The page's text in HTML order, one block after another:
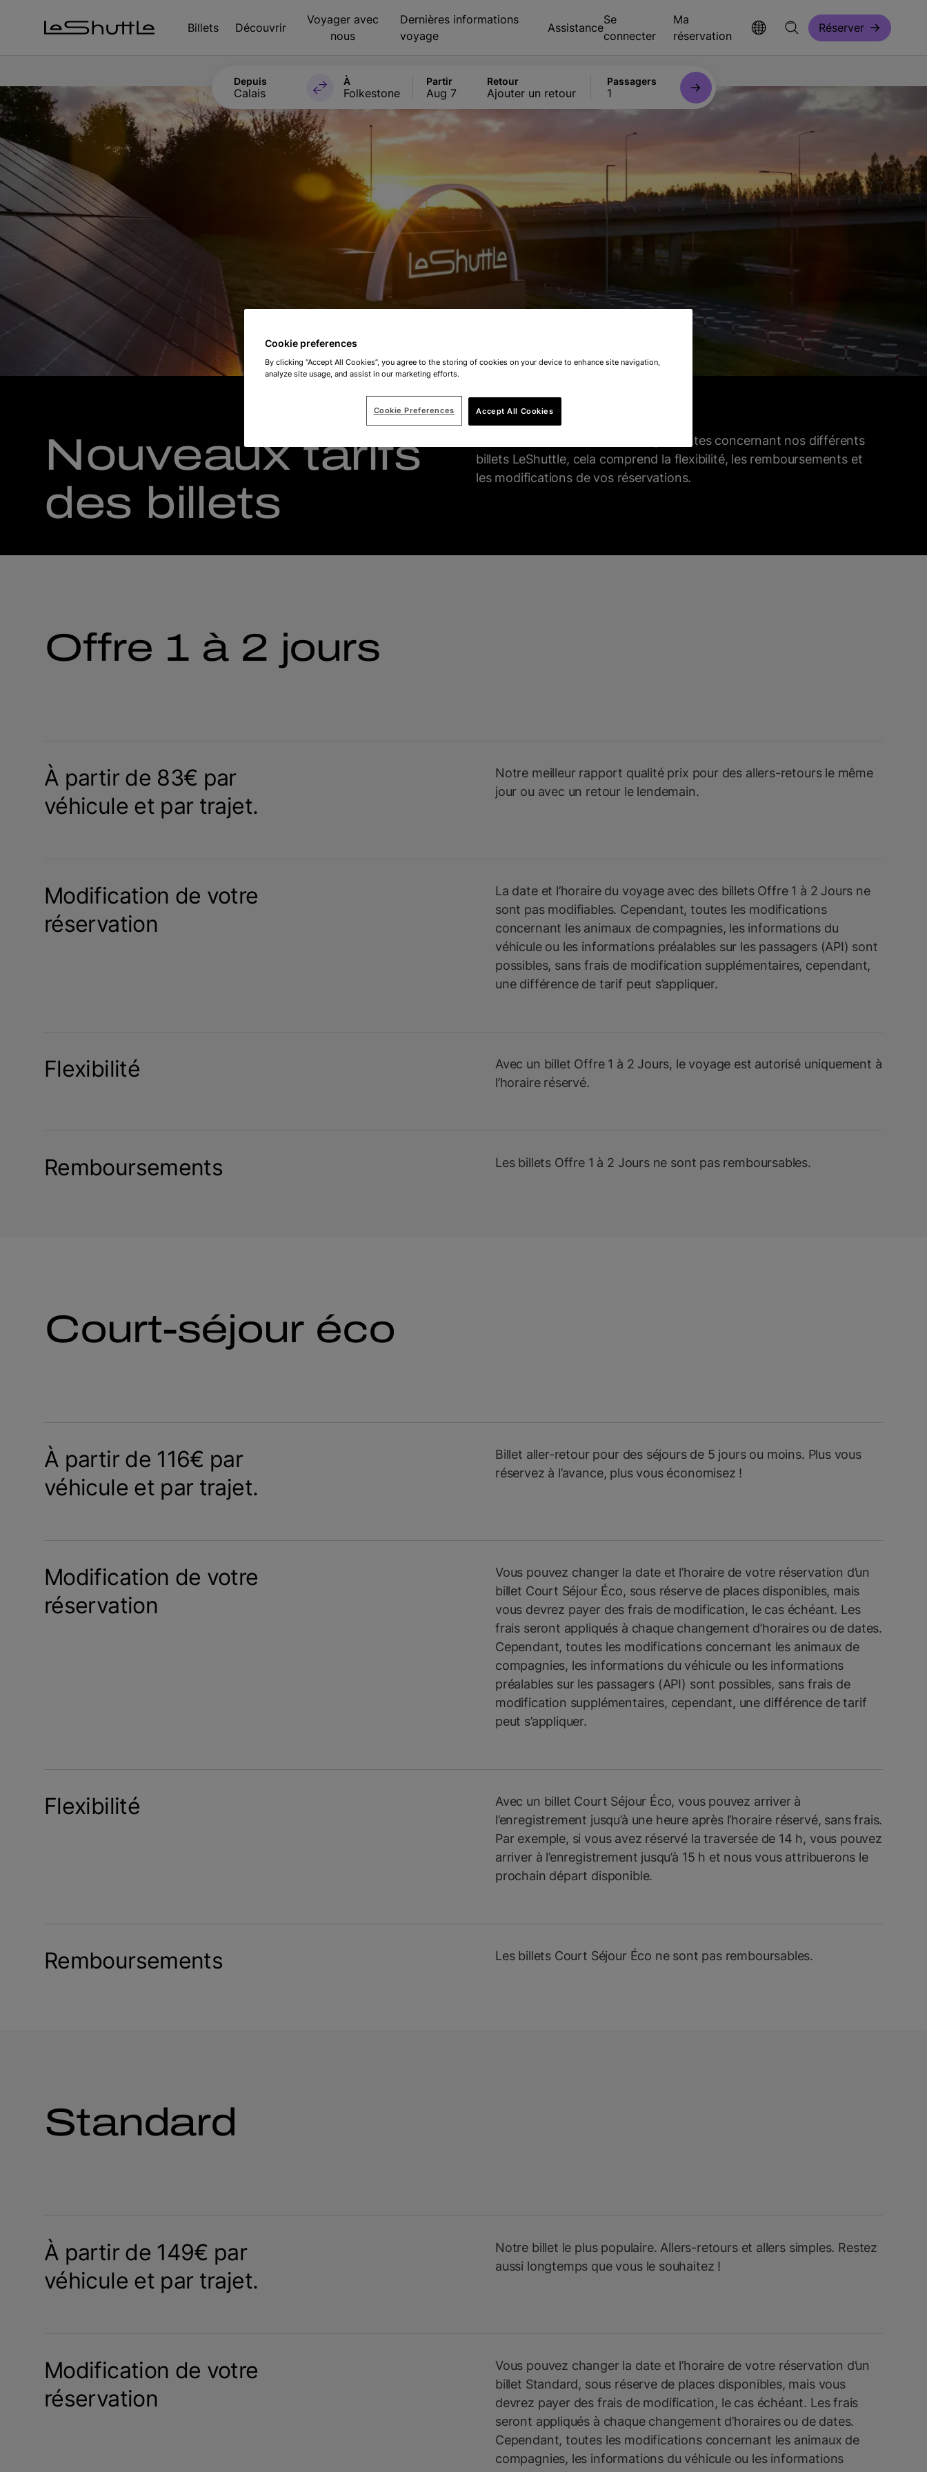
Billets
Découvrir
Voyager avec
nous
Dernières informations
voyage
Assistance
Se
connecter
Ma
réservation
Réserver
Depuis
Calais
À
Folkestone
Partir
Aug 7
Retour
Ajouter un retour
Passagers
1
Nouveaux tarifs
des billets
Voici toutes les informations importantes concernant nos différents
billets LeShuttle, cela comprend la flexibilité, les remboursements et
les modifications de vos réservations.
Offre 1 à 2 jours
À partir de 83€ par
véhicule et par trajet.
Notre meilleur rapport qualité prix pour des allers-retours le même
jour ou avec un retour le lendemain.
Modification de votre
réservation
La date et l’horaire du voyage avec des billets Offre 1 à 2 Jours ne
sont pas modifiables. Cependant, toutes les modifications
concernant les animaux de compagnies, les informations du
véhicule ou les informations préalables sur les passagers (API) sont
possibles, sans frais de modification supplémentaires, cependant,
une différence de tarif peut s’appliquer.
Flexibilité
Avec un billet Offre 1 à 2 Jours, le voyage est autorisé uniquement à
l’horaire réservé.
Remboursements Les billets Offre 1 à 2 Jours ne sont pas remboursables.
Court-séjour éco
À partir de 116€ par
véhicule et par trajet.
Billet aller-retour pour des séjours de 5 jours ou moins. Plus vous
réservez à l’avance, plus vous économisez !
Modification de votre
réservation
Vous pouvez changer la date et l’horaire de votre réservation d’un
billet Court Séjour Éco, sous réserve de places disponibles, mais
vous devrez payer des frais de modification, le cas échéant. Les
frais seront appliqués à chaque changement d’horaires ou de dates.
Cependant, toutes les modifications concernant les animaux de
compagnies, les informations du véhicule ou les informations
préalables sur les passagers (API) sont possibles, sans frais de
modification supplémentaires, cependant, une différence de tarif
peut s’appliquer.
Flexibilité
Avec un billet Court Séjour Éco, vous pouvez arriver à
l’enregistrement jusqu’à une heure après l’horaire réservé, sans frais.
Par exemple, si vous avez réservé la traversée de 14 h, vous pouvez
arriver à l’enregistrement jusqu’à 15 h et nous vous attribuerons le
prochain départ disponible.
Remboursements Les billets Court Séjour Éco ne sont pas remboursables.
Standard
À partir de 149€ par
véhicule et par trajet.
Notre billet le plus populaire. Allers-retours et allers simples. Restez
aussi longtemps que vous le souhaitez !
Modification de votre
réservation
Vous pouvez changer la date et l’horaire de votre réservation d’un
billet Standard, sous réserve de places disponibles, mais vous
devrez payer des frais de modification, le cas échéant. Les frais
seront appliqués à chaque changement d’horaires ou de dates.
Cependant, toutes les modifications concernant les animaux de
compagnies, les informations du véhicule ou les informations
Cookie preferences
By clicking “Accept All Cookies”, you agree to the storing of cookies on your device to enhance site navigation,
analyze site usage, and assist in our marketing efforts.
Accept All Cookies
Cookie Preferences